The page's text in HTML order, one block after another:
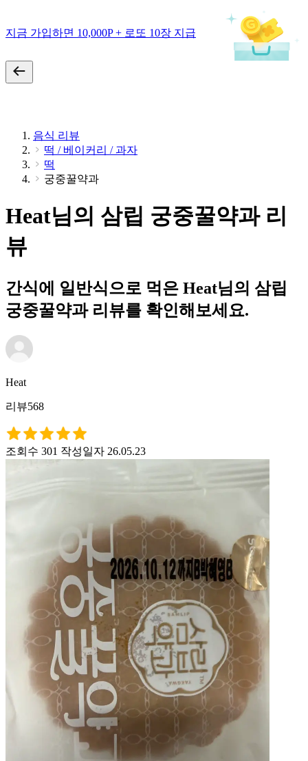
지금 가입하면 10,000P + 로또 10장 지급
음식 리뷰
떡 / 베이커리 / 과자
떡
궁중꿀약과
Heat님의 삼립 궁중꿀약과 리
뷰
간식에 일반식으로 먹은 Heat님의 삼립
궁중꿀약과 리뷰를 확인해보세요.
Heat
리뷰568
조회수 301 작성일자 26.05.23